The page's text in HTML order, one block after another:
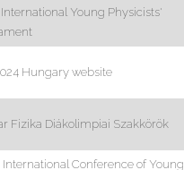
International Young Physicists'
Hungary website
Fizika Diákolimpiai Szakkörök
International Conference of Young